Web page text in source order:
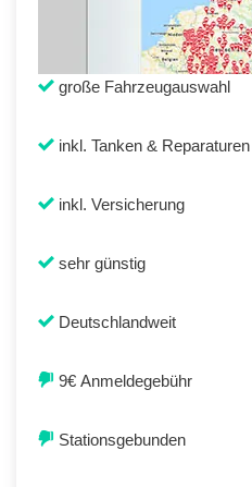
große Fahrzeugauswahl
inkl. Tanken & Reparaturen
inkl. Versicherung
sehr günstig
Deutschlandweit
9€ Anmeldegebühr
Stationsgebunden